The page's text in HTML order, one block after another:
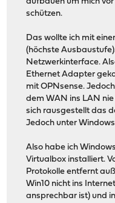
schützen.
Das wollte ich mit
(höchste
Netzwerkinterface.
Ethernet Adapter
mit OPNsense.
dem WAN ins LAN
sich rausgestellt das
Jedoch unter
Also habe ich
Virtualbox installiert.
Protokolle entfernt
Win10 nicht ins
ansprechbar ist) und